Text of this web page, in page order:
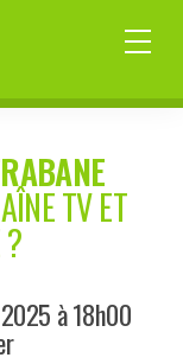
TV ET
à 18h00